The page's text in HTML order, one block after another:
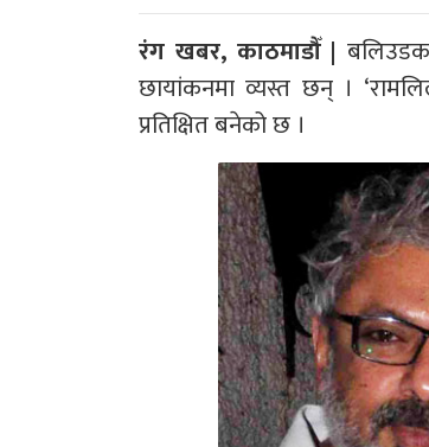
रंग खबर, काठमाडौँ |
छायांकनमा व्यस्त छन् ।
प्रतिक्षित बनेको छ ।